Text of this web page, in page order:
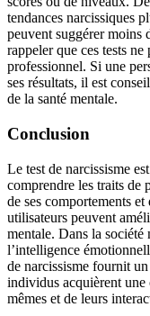
tendances narcissiques
peuvent suggérer moins
rappeler que ces tests
professionnel. Si une
ses résultats, il est
de la santé mentale.
Conclusion
Le test de narcissisme
comprendre les traits de
de ses comportements
utilisateurs peuvent
mentale. Dans la société
l’intelligence
de narcissisme fournit
individus acquièrent une
mêmes et de leurs